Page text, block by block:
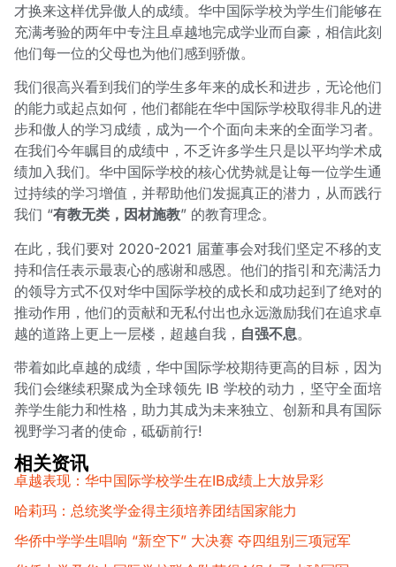
才换来这样优异傲人的成绩。华中国际学校为学生们能够在
充满考验的两年中专注且卓越地完成学业而自豪，相信此刻
他们每一位的父母也为他们感到骄傲。
我们很高兴看到我们的学生多年来的成长和进步，无论他们
的能力或起点如何，他们都能在华中国际学校取得非凡的进
步和傲人的学习成绩，成为一个个面向未来的全面学习者。
在我们今年瞩目的成绩中，不乏许多学生只是以平均学术成
绩加入我们。华中国际学校的核心优势就是让每一位学生通
过持续的学习增值，并帮助他们发掘真正的潜力，从而践行
我们 “有教无类，因材施教” 的教育理念。
在此，我们要对 2020-2021 届董事会对我们坚定不移的支
持和信任表示最衷心的感谢和感恩。他们的指引和充满活力
的领导方式不仅对华中国际学校的成长和成功起到了绝对的
推动作用，他们的贡献和无私付出也永远激励我们在追求卓
越的道路上更上一层楼，超越自我， 自强不息。
带着如此卓越的成绩，华中国际学校期待更高的目标，因为
我们会继续积聚成为全球领先 IB 学校的动力，坚守全面培
养学生能力和性格，助力其成为未来独立、创新和具有国际
视野学习者的使命，砥砺前行!
相关资讯
卓越表现：华中国际学校学生在IB成绩上大放异彩
哈莉玛：总统奖学金得主须培养团结国家能力
华侨中学学生唱响 “新空下” 大决赛 夺四组别三项冠军